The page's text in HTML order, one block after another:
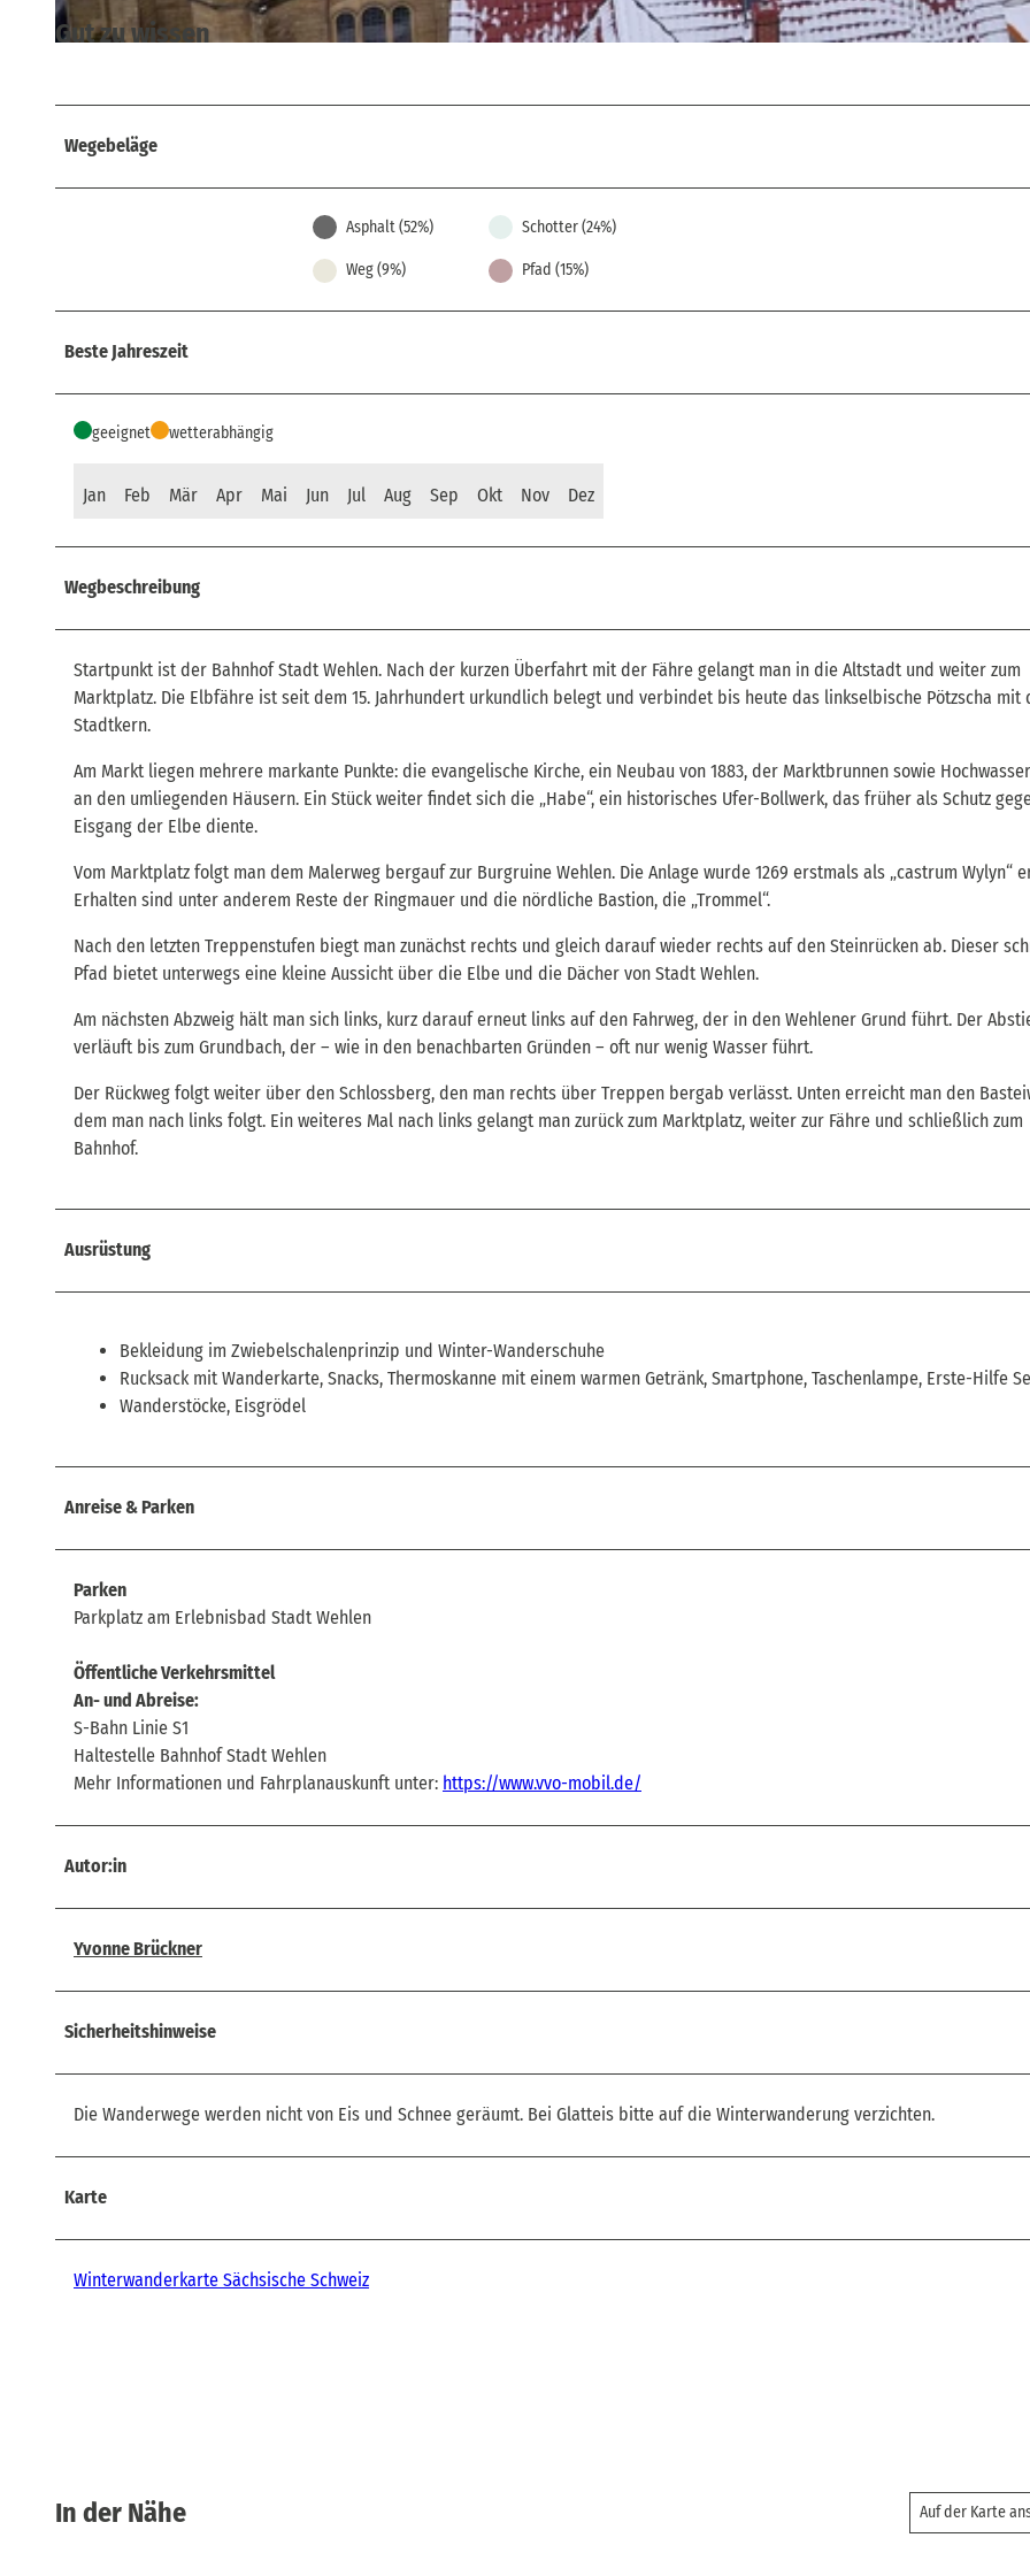
Gut zu wissen
Wegebeläge
Asphalt (52%) Schotter (24%)
Weg (9%) Pfad (15%)
Beste Jahreszeit
geeignet wetterabhängig
Jan Feb Mär Apr Mai Jun Jul Aug Sep Okt Nov Dez
Wegbeschreibung
Startpunkt ist der Bahnhof Stadt Wehlen. Nach der kurzen Überfahrt mit der Fähre gelangt man in die Altstadt und weiter zum
Marktplatz. Die Elbfähre ist seit dem 15. Jahrhundert urkundlich belegt und verbindet bis heute das linkselbische Pötzscha mit
Stadtkern.
Am Markt liegen mehrere markante Punkte: die evangelische Kirche, ein Neubau von 1883, der Marktbrunnen sowie
an den umliegenden Häusern. Ein Stück weiter findet sich die „Habe“, ein historisches Ufer-Bollwerk, das früher als Schutz
Eisgang der Elbe diente.
Vom Marktplatz folgt man dem Malerweg bergauf zur Burgruine Wehlen. Die Anlage wurde 1269 erstmals als „castrum Wylyn“
Erhalten sind unter anderem Reste der Ringmauer und die nördliche Bastion, die „Trommel“.
Nach den letzten Treppenstufen biegt man zunächst rechts und gleich darauf wieder rechts auf den Steinrücken ab. Dieser
Pfad bietet unterwegs eine kleine Aussicht über die Elbe und die Dächer von Stadt Wehlen.
Am nächsten Abzweig hält man sich links, kurz darauf erneut links auf den Fahrweg, der in den Wehlener Grund führt. Der
verläuft bis zum Grundbach, der – wie in den benachbarten Gründen – oft nur wenig Wasser führt.
Der Rückweg folgt weiter über den Schlossberg, den man rechts über Treppen bergab verlässt. Unten erreicht man den
dem man nach links folgt. Ein weiteres Mal nach links gelangt man zurück zum Marktplatz, weiter zur Fähre und schließlich zum
Bahnhof.
Ausrüstung
Bekleidung im Zwiebelschalenprinzip und Winter-Wanderschuhe
Rucksack mit Wanderkarte, Snacks, Thermoskanne mit einem warmen Getränk, Smartphone, Taschenlampe, Erste-Hilfe
Wanderstöcke, Eisgrödel
Anreise & Parken
Parken
Parkplatz am Erlebnisbad Stadt Wehlen
Öffentliche Verkehrsmittel
An- und Abreise:
S-Bahn Linie S1
Haltestelle Bahnhof Stadt Wehlen
Mehr Informationen und Fahrplanauskunft unter: https://www.vvo-mobil.de/
Autor:in
Yvonne Brückner
Sicherheitshinweise
Die Wanderwege werden nicht von Eis und Schnee geräumt. Bei Glatteis bitte auf die Winterwanderung verzichten.
Karte
Winterwanderkarte Sächsische Schweiz
In der Nähe Auf der Karte